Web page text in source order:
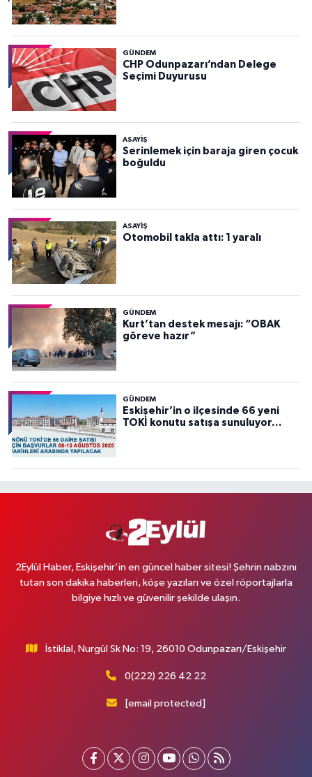
GÜNDEM
CHP Odunpazarı’ndan Delege
Seçimi Duyurusu
ASAYİŞ
Serinlemek için baraja giren çocuk
boğuldu
ASAYİŞ
Otomobil takla attı: 1 yaralı
GÜNDEM
Kurt’tan destek mesajı: “OBAK
göreve hazır”
GÜNDEM
Eskişehir’in o ilçesinde 66 yeni
TOKİ konutu satışa sunuluyor…
2Eylül Haber, Eskişehir’in en güncel haber sitesi! Şehrin nabzını
tutan son dakika haberleri, köşe yazıları ve özel röportajlarla
bilgiye hızlı ve güvenilir şekilde ulaşın.
İstiklal, Nurgül Sk No: 19, 26010 Odunpazarı/Eskişehir
0(222) 226 42 22
[email protected]